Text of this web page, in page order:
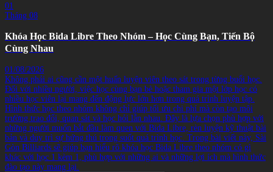
01
Tháng 08
Khóa Học Bida Libre Theo Nhóm – Học Cùng Bạn, Tiến Bộ
Cùng Nhau
01/08/2026
Không phải ai cũng cần một huấn luyện viên theo sát trong từng buổi học.
Đối với nhiều người, việc học cùng bạn bè hoặc tham gia một lớp học có
nhiều học viên lại mang đến động lực lớn hơn trong quá trình luyện tập.
Hình thức học theo nhóm không chỉ giúp tối ưu chi phí mà còn tạo môi
trường trao đổi, quan sát và học hỏi lẫn nhau. Đây là lựa chọn phù hợp với
những người muốn bắt đầu làm quen với Bida Libre, rèn luyện kỹ thuật bài
bản và duy trì sự hứng thú trong suốt quá trình học. Trong bài viết này, Sài
Gòn Billiards sẽ giúp bạn hiểu rõ khóa học Bida Libre theo nhóm có gì
khác với học 1 kèm 1, phù hợp với những ai và những lợi ích mà hình thức
đào tạo này mang lại.